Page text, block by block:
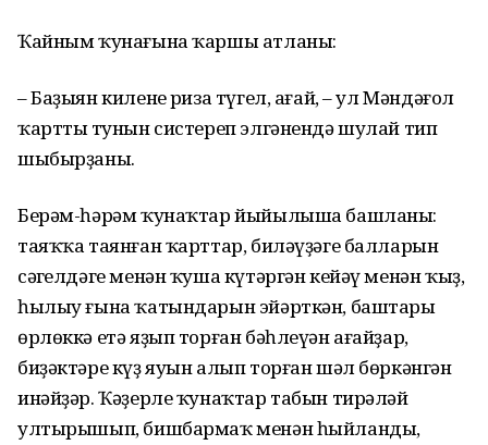
Ҡайным ҡунағына ҡаршы атланы:
– Баҙыян киленең риза түгел, ағай, – ул Мәндәғол
ҡарттың тунын систереп элгәнендә шулай тип
шыбырҙаны.
Берәм-һәрәм ҡунаҡтар йыйылыша башланы:
таяҡҡа таянған ҡарттар, биләүҙәге балларын
сәңгелдәге менән ҡуша күтәргән кейәү менән ҡыҙ,
һылыу ғына ҡатындарын эйәрткән, баштары
өрлөккә етә яҙып торған бәһлеүән ағайҙар,
биҙәктәре күҙ яуын алып торған шәл бөркәнгән
инәйҙәр. Ҡәҙерле ҡунаҡтар табын тирәләй
ултырышып, бишбармаҡ менән һыйланды,